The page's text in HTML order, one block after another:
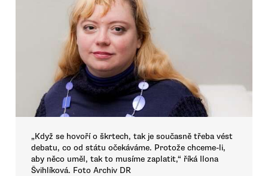
„Když se hovoří o škrtech, tak je současně třeba vést
debatu, co od státu očekáváme. Protože chceme-li,
aby něco uměl, tak to musíme zaplatit,“ říká Ilona
Švihlíková. Foto Archiv DR